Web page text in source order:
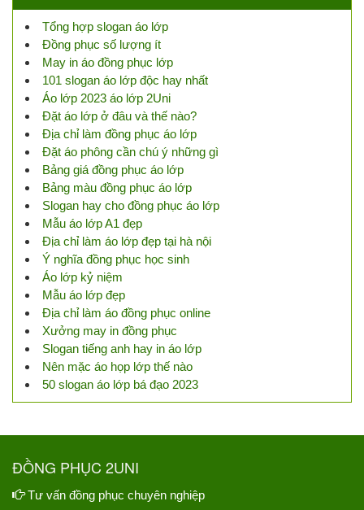
Tổng hợp slogan áo lớp
Đồng phục số lượng ít
May in áo đồng phục lớp
101 slogan áo lớp độc hay nhất
Áo lớp 2023 áo lớp 2Uni
Đặt áo lớp ở đâu và thế nào?
Địa chỉ làm đồng phục áo lớp
Đặt áo phông cần chú ý những gì
Bảng giá đồng phục áo lớp
Bảng màu đồng phục áo lớp
Slogan hay cho đồng phục áo lớp
Mẫu áo lớp A1 đẹp
Địa chỉ làm áo lớp đẹp tại hà nội
Ý nghĩa đồng phục học sinh
Áo lớp kỷ niệm
Mẫu áo lớp đẹp
Địa chỉ làm áo đồng phục online
Xưởng may in đồng phục
Slogan tiếng anh hay in áo lớp
Nên mặc áo họp lớp thế nào
50 slogan áo lớp bá đạo 2023
ĐỒNG PHỤC 2UNI
Tư vấn đồng phục chuyên nghiệp